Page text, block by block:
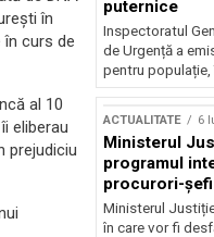
în
în curs de
al 10
eliberau
prejudiciu
puternice
Inspectoratul
de Urgență a
pentru populație,
ACTUALITATE 6
Ministerul
programul
procurori-șefi
Ministerul
în care vor fi